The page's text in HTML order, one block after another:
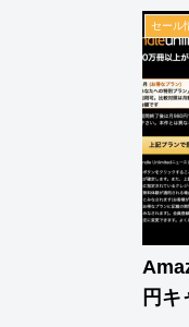
セール
円